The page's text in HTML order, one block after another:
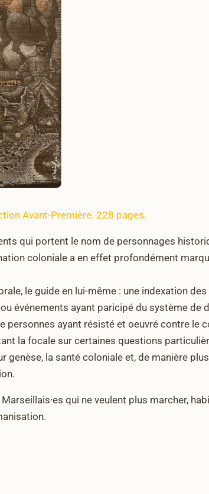
Avant-Première. 228 pages.
qui portent le nom de personnages
coloniale a en effet profondément
le guide en lui-même : une indexation
événements ayant paricipé du système de
ayant résisté et oeuvré contre le
la focale sur certaines questions
la santé coloniale et, de manière
qui ne veulent plus marcher,